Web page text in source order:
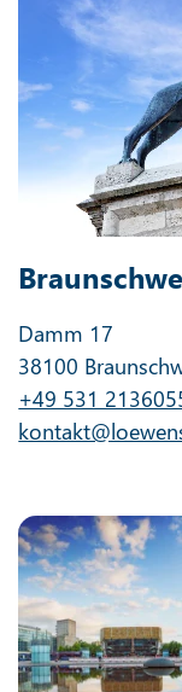
Damm 17
38100
+49 531